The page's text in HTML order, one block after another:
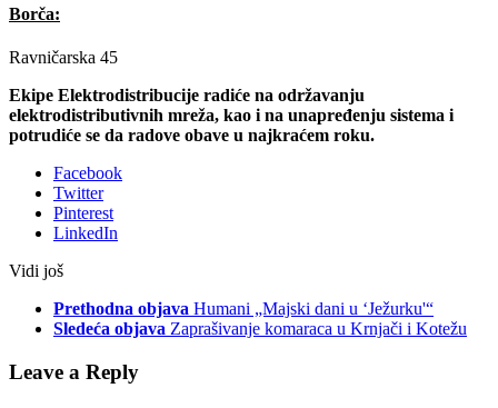
Borča:
Ravničarska 45
Ekipe Elektrodistribucije radiće na održavanju
elektrodistributivnih mreža, kao i na unapređenju sistema i
potrudiće se da radove obave u najkraćem roku.
Facebook
Twitter
Pinterest
LinkedIn
Vidi još
Prethodna objava Humani „Majski dani u ‘Ježurku'“
Sledeća objava Zaprašivanje komaraca u Krnjači i Kotežu
Leave a Reply